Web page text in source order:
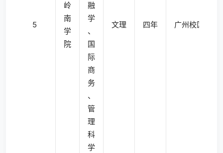
5
岭
南
学
院
融
学
、
国
际
商
务
、
管
理
科
学
文理 四年 广州校区南校